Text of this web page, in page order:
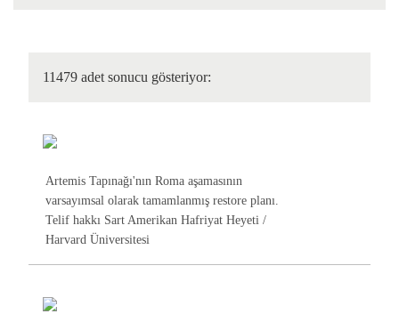
11479 adet sonucu gösteriyor:
Artemis Tapınağı'nın Roma aşamasının
varsayımsal olarak tamamlanmış restore planı.
Telif hakkı Sart Amerikan Hafriyat Heyeti /
Harvard Üniversitesi